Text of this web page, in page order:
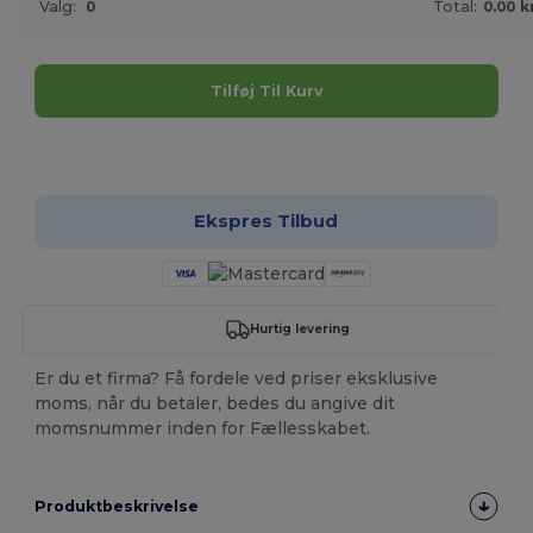
Valg: 0 Total: 0.00
Tilføj Til Kurv
Ekspres Tilbud
Hurtig levering
Er du et firma? Få fordele ved priser eksklusive
moms, når du betaler, bedes du angive dit
momsnummer inden for Fællesskabet.
Produktbeskrivelse